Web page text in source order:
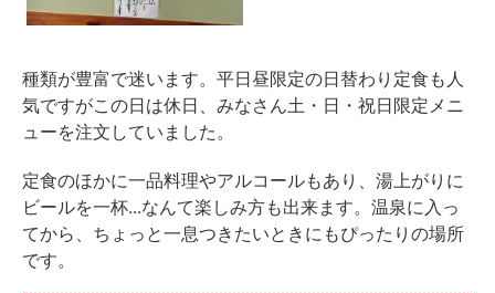
種類が豊富で迷います。平日昼限定の日替わり定食も人
気ですがこの日は休日、みなさん土・日・祝日限定メニ
ューを注文していました。
定食のほかに一品料理やアルコールもあり、湯上がりに
ビールを一杯...なんて楽しみ方も出来ます。温泉に入っ
てから、ちょっと一息つきたいときにもぴったりの場所
です。